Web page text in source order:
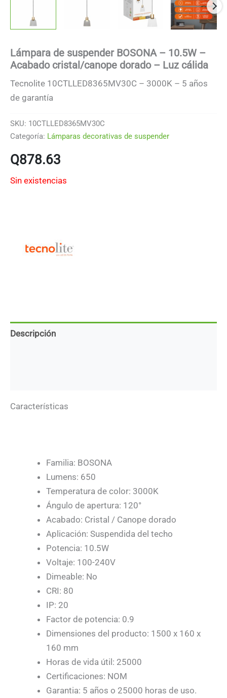
Lámpara de suspender BOSONA – 10.5W –
Acabado cristal/canope dorado – Luz cálida
Tecnolite 10CTLLED8365MV30C – 3000K – 5 años
de garantía
SKU: 10CTLLED8365MV30C
Categoría: Lámparas decorativas de suspender
Q878.63
Sin existencias
Descripción
Características
Familia: BOSONA
Lumens: 650
Temperatura de color: 3000K
Ángulo de apertura: 120°
Acabado: Cristal / Canope dorado
Aplicación: Suspendida del techo
Potencia: 10.5W
Voltaje: 100-240V
Dimeable: No
CRI: 80
IP: 20
Factor de potencia: 0.9
Dimensiones del producto: 1500 x 160 x
160 mm
Horas de vida útil: 25000
Certificaciones: NOM
Garantia: 5 años o 25000 horas de uso.